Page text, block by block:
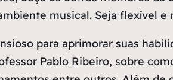
musical. Seja flexível
para aprimorar suas
Pablo Ribeiro, sobre